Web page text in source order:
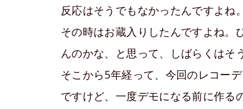
反応はそうでもなかったんですよね
その時はお蔵入りしたんですよね。
んのかな、と思って、しばらくはそ
そこから5年経って、今回のレコー
ですけど、一度デモになる前に作る